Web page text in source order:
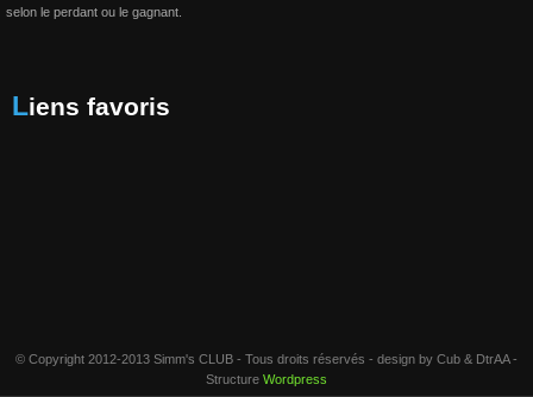
selon le perdant ou le gagnant.
Liens favoris
© Copyright 2012-2013 Simm's CLUB - Tous droits réservés - design by Cub & DtrAA -
Structure Wordpress